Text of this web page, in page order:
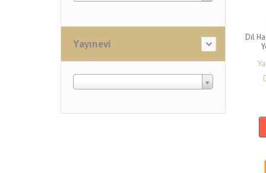
Psikoloji
Psikoloji-Felsefe
Psikoloji-Psikyatır
Psikoloji-Sanat
Yayınevi
Dil